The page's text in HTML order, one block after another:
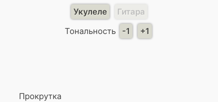
Укулеле
Гитара
Тональность
-1 +1
Прокрутка